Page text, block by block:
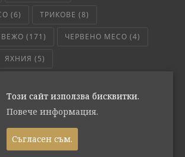
(6) ТРИКОВЕ (8)
(171) ЧЕРВЕНО МЕСО (4)
ЯХНИЯ (5)
дата
февруари 2019
С Ч
Този сайт използва бисквитки.
Повече информация.
Съгласен съм.